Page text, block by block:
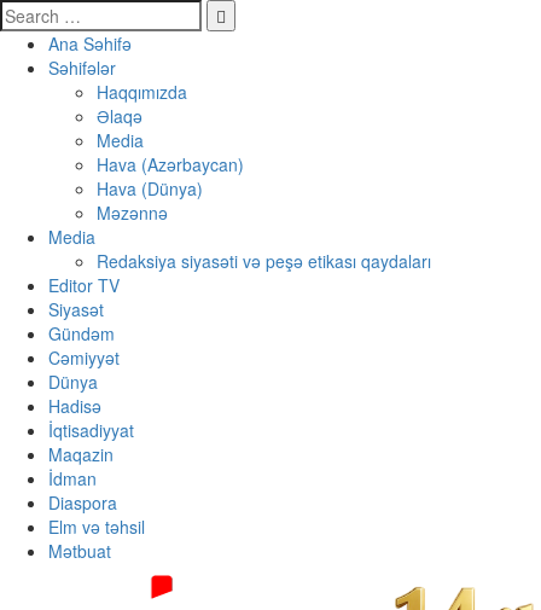
Ana Səhifə
Səhifələr
Haqqımızda
Əlaqə
Media
Hava (Azərbaycan)
Hava (Dünya)
Məzənnə
Media
Redaksiya siyasəti və peşə etikası qaydaları
Editor TV
Siyasət
Gündəm
Cəmiyyət
Dünya
Hadisə
İqtisadiyyat
Maqazin
İdman
Diaspora
Elm və təhsil
Mətbuat